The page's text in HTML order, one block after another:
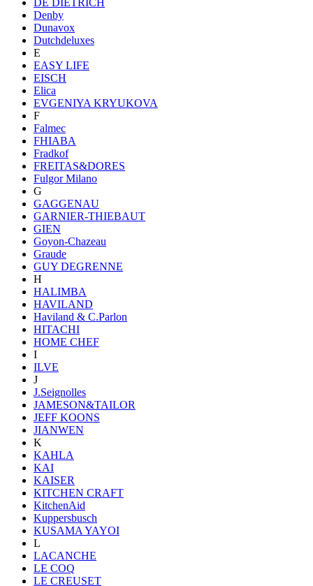
Denby
Dunavox
Dutchdeluxes
E
EASY LIFE
EISCH
Elica
EVGENIYA KRYUKOVA
F
Falmec
FHIABA
Fradkof
FREITAS&DORES
Fulgor Milano
G
GAGGENAU
GARNIER-THIEBAUT
GIEN
Goyon-Chazeau
Graude
GUY DEGRENNE
H
HALIMBA
HAVILAND
Haviland & C.Parlon
HITACHI
HOME CHEF
I
ILVE
J
J.Seignolles
JAMESON&TAILOR
JEFF KOONS
JIANWEN
K
KAHLA
KAI
KAISER
KITCHEN CRAFT
KitchenAid
Kuppersbusch
KUSAMA YAYOI
L
LACANCHE
LE COQ
LE CREUSET